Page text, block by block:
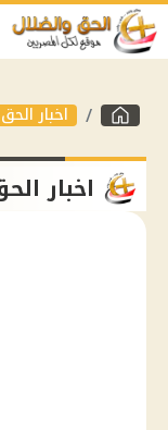
اخبار
اخبار